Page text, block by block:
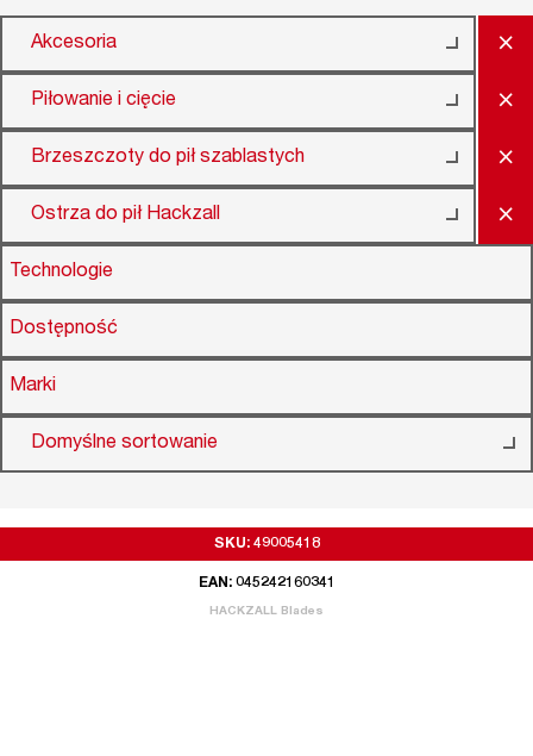
Akcesoria ×
Piłowanie i cięcie ×
Brzeszczoty do pił szablastych ×
Ostrza do pił Hackzall ×
Technologie
Dostępność
Marki
Domyślne sortowanie
SKU: 49005418
EAN: 045242160341
HACKZALL Blades